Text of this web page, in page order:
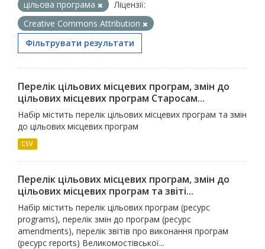
цільова програма
Ліцензії:
Creative Commons Attribution
Фільтрувати результати
Перелік цільових місцевих програм, змін до
цільових місцевих програм Старосам...
Набір містить перелік цільових місцевих програм та змін
до цільових місцевих програм
CSV
Перелік цільових місцевих програм, змін до
цільових місцевих програм та звіті...
Набір містить перелік цільових програм (ресурс
programs), перелік змін до програм (ресурс
amendments), перелік звітів про виконання програм
(ресурс reports) Великомостівської...